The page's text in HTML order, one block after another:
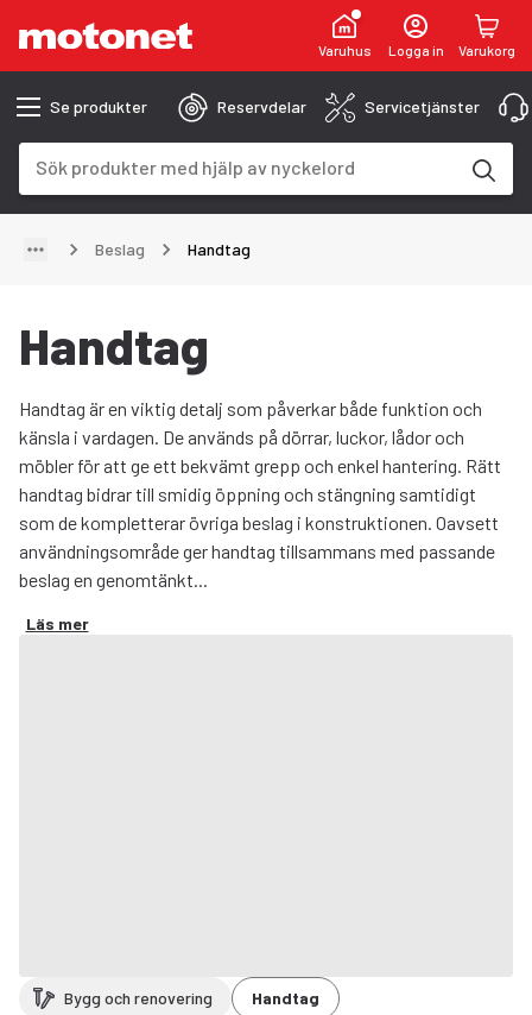
Varuhus Logga in Varukorg
Se produkter Reservdelar Servicetjänster
Beslag Handtag
Handtag
Handtag är en viktig detalj som påverkar både funktion och
känsla i vardagen. De används på dörrar, luckor, lådor och
möbler för att ge ett bekvämt grepp och enkel hantering. Rätt
handtag bidrar till smidig öppning och stängning samtidigt
som de kompletterar övriga beslag i konstruktionen. Oavsett
användningsområde ger handtag tillsammans med passande
beslag en genomtänkt...
Läs mer
Bygg och renovering Handtag